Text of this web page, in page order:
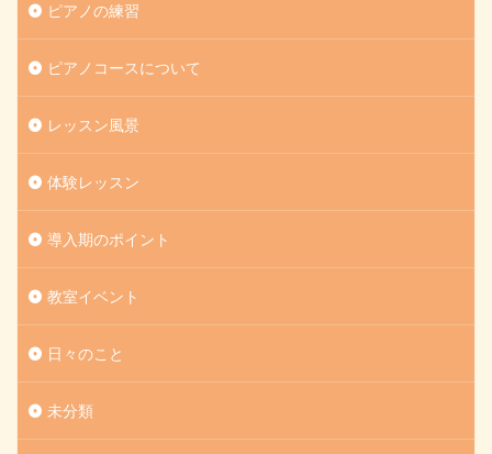
ピアノの練習
ピアノコースについて
レッスン風景
体験レッスン
導入期のポイント
教室イベント
日々のこと
未分類